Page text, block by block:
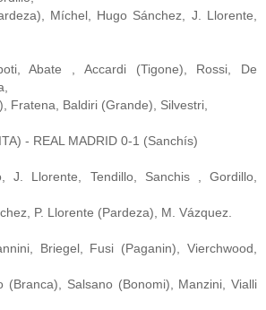
Míchel, Hugo Sánchez, J. Llorente,
Abate , Accardi (Tigone), Rossi, De
Fratena, Baldiri (Grande), Silvestri,
- REAL MADRID 0-1 (Sanchís)
J. Llorente, Tendillo, Sanchis , Gordillo,
P. Llorente (Pardeza), M. Vázquez.
Briegel, Fusi (Paganin), Vierchwood,
(Branca), Salsano (Bonomi), Manzini, Vialli